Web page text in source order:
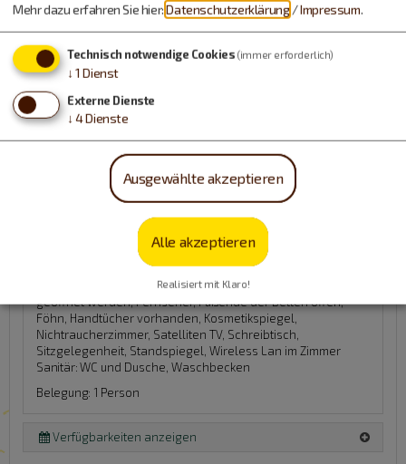
Einzelzimmer Nr. 7
heute ab 53,00 €
pro Einheit/ Nacht für 1
Pers. (Erw./Kind)
Haustiere sind nicht erlaubt.
Balkon/Terrasse am Zimmer, Fenster können
geöffnet werden, Fernseher, Fußende der Betten offen,
Föhn, Handtücher vorhanden, Kosmetikspiegel,
Nichtraucherzimmer, Satelliten TV, Schreibtisch,
Sitzgelegenheit, Standspiegel, Wireless Lan im Zimmer
Sanitär:WC und Dusche, Waschbecken
Belegung: 1 Person
Verfügbarkeiten anzeigen
Mehr dazu erfahren Sie hier:Datenschutzerklärung /Impressum.
Technisch notwendige Cookies (immer erforderlich)
↓ 1 Dienst
Externe Dienste
↓ 4Dienste
Ausgewählte akzeptieren
Alle akzeptieren
Realisiert mit Klaro!